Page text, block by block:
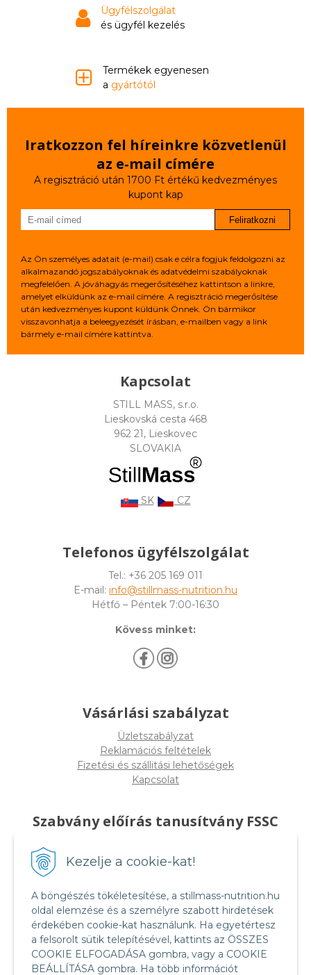
Kezelje a cookie-kat!
A böngészés tökéletesítése, a stillmass-nutrition.hu
oldal elemzése és a személyre szabott hirdetések
érdekében cookie-kat használunk. Ha egyetértesz
a felsorolt sütik telepítésével, kattints az ÖSSZES
COOKIE ELFOGADÁSA gombra, vagy a COOKIE
BEÁLLÍTÁSA gombra. Ha több információt
Ügyfélszolgálat
és ügyfél kezelés
Termékek egyenesen
a gyártótól
Iratkozzon fel híreinkre közvetlenül
az e‑mail címére
A regisztráció után 1700 Ft értékű kedvezményes
kupont kap
Feliratkozni
Az Ön személyes adatait (e-mail) csak e célra fogjuk feldolgozni az
alkalmazandó jogszabályoknak és adatvédelmi szabályoknak
megfelelően. A jóváhagyás megerősítéséhez kattintson a linkre,
amelyet elküldünk az e-mail címére. A regisztráció megerősítése
után kedvezményes kupont küldünk Önnek. Ön bármikor
visszavonhatja a beleegyezését írásban, e-mailben vagy a link
bármely e-mail címére kattintva.
Kapcsolat
STILL MASS, s.r.o.
Lieskovská cesta 468
962 21, Lieskovec
SLOVAKIA
SK CZ
Telefonos ügyfélszolgálat
Tel.: +36 205 169 011
E-mail: info@stillmass-nutrition.hu
Hétfő – Péntek 7:00-16:30
Kövess minket:
Vásárlási szabályzat
Üzletszabályzat
Reklamációs feltételek
Fizetési és szállitási lehetőségek
Kapcsolat
Szabvány előírás tanusítvány FSSC